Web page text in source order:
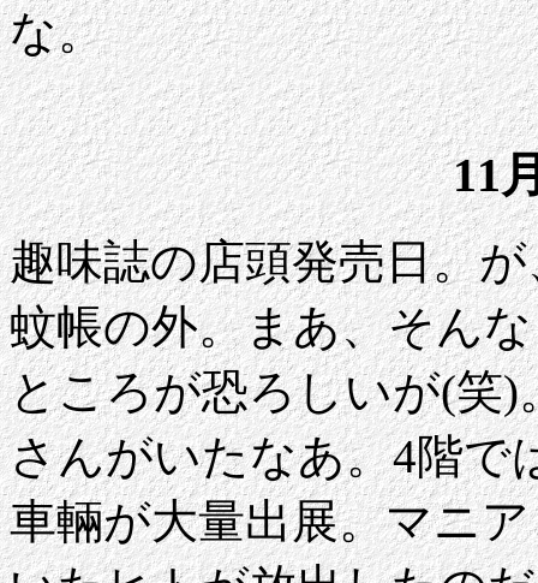
な。
11
趣味誌の店頭発売日。
蚊帳の外。まあ、そん
ところが恐ろしいが(笑
さんがいたなあ。4階で
車輛が大量出展。マニ